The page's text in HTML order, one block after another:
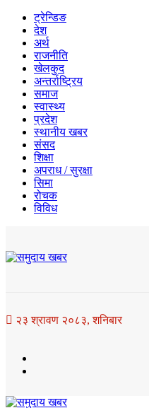
ट्रेन्डिङ
देश
अर्थ
राजनीति
खेलकुद
अन्तर्राष्ट्रिय
समाज
स्वास्थ्य
प्रदेश
स्थानीय खबर
संसद
शिक्षा
अपराध / सुरक्षा
सिमा
रोचक
विविध
२३ श्रावण २०८३, शनिबार